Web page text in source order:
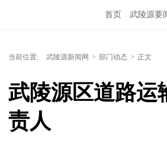
首页 武陵源要
当前位置: 武陵源新闻网 > 部门动态 > 正文
武陵源区道路运
责人